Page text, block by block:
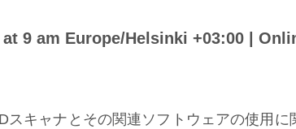
at 9 am Europe/Helsinki +03:00 |
スキャナとその関連ソフトウェアの使用に